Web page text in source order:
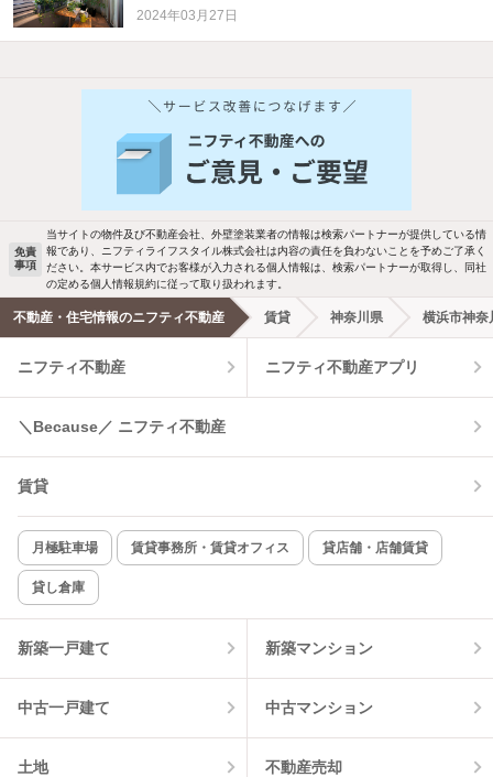
2024年03月27日
他の人はこんな条件で絞り込んでいます！
バス・トイレ別 2階以上
駐車場あり ペット相談
洗濯機置場あり 独立洗面台
エアコンあり 都市ガス
温水洗浄便座 オートロック
コンロ2口以上
新着のみ インターネット無料
該当件数:
7
免責
事項
当サイトの物件及び不動産会社、外壁塗装業者の情報は検索パートナーが提供している情
報であり、ニフティライフスタイル株式会社は内容の責任を負わないことを予めご了承く
ださい。本サービス内でお客様が入力される個人情報は、検索パートナーが取得し、同社
の定める個人情報規約に従って取り扱われます。
不動産・住宅情報のニフティ不動産 賃貸 神奈川県 横浜市神奈
ニフティ不動産 ニフティ不動産アプリ
＼Because／ ニフティ不動産
賃貸
月極駐車場 賃貸事務所・賃貸オフィス 貸店舗・店舗賃貸
貸し倉庫
新築一戸建て 新築マンション
中古一戸建て 中古マンション
土地 不動産売却